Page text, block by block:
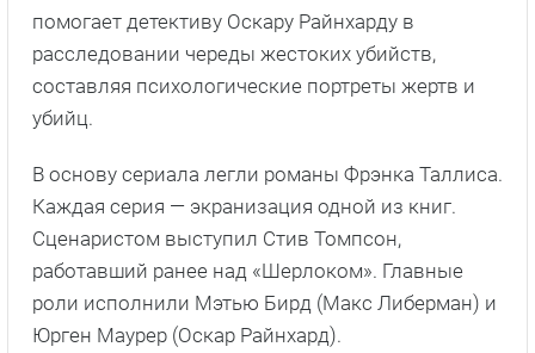
помогает детективу Оскару Райнхарду в
расследовании череды жестоких убийств,
составляя психологические портреты жертв и
убийц.
В основу сериала легли романы Фрэнка Таллиса.
Каждая серия — экранизация одной из книг.
Сценаристом выступил Стив Томпсон,
работавший ранее над «Шерлоком». Главные
роли исполнили Мэтью Бирд (Макс Либерман) и
Юрген Маурер (Оскар Райнхард).